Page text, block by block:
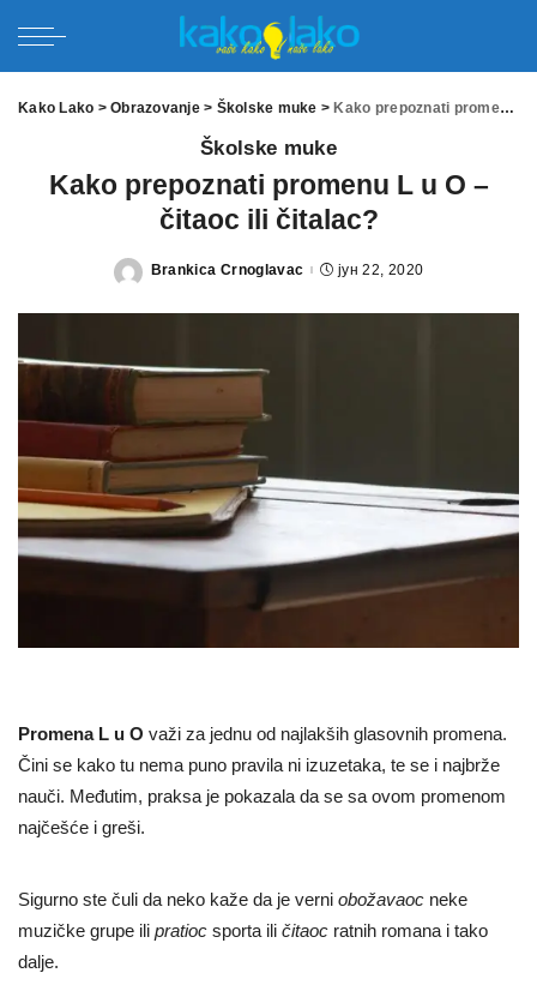
Kako Lako >Obrazovanje> Školske muke > Kako prepoznati promenu L u O – čitaoc ili čitalac?
Školske muke
Kako prepoznati promenu L u O –
čitaoc ili čitalac?
Posted
Brankica Crnoglavac јун 22, 2020
Promena L u O važi za jednu od najlakših glasovnih promena.
Čini se kako tu nema puno pravila ni izuzetaka, te se i najbrže
nauči. Međutim, praksa je pokazala da se sa ovom promenom
najčešće i greši.
Sigurno ste čuli da neko kaže da je verni obožavaoc neke
muzičke grupe ili pratioc sporta ili čitaoc ratnih romana i tako
dalje.